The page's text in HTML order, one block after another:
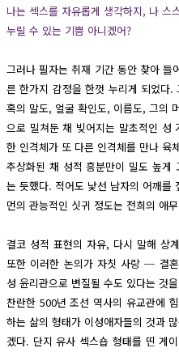
나는 섹스를 자유롭게 생각하지, 나 스
누릴 수 있는 기쁨 아니겠어?
그러나 필자는 취재 기간 동안 찾아
른 한가지 감정을 한껏 누리게 되었다
혹의 말도, 얼굴 확인도, 이름도, 그의
으로 밀쳐둔 채 빚어지는 말초적인 성
한 인격체가 또 다른 인격체를 만나 육
추상화된 채 성적 흥분만이 밀도 높게
는 듯했다. 적어도 낯선 남자의 어깨를
먼의 관능적인 싯귀 정도는 전희의 애
결코 성적 표현의 자유, 다시 말해 상
또한 이러한 논의가 자칫 사랑 ─ 결
성 윤리관으로 변질될 수도 있다는 것
찬란한 500년 조선 역사의 유교관에
하는 삶의 형태가 이성애자들의 것과
겠다. 단지 유사 섹스숍 형태를 띤 게